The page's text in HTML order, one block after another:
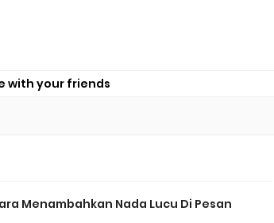
with your friends
Menambahkan Nada Lucu Di Pesan